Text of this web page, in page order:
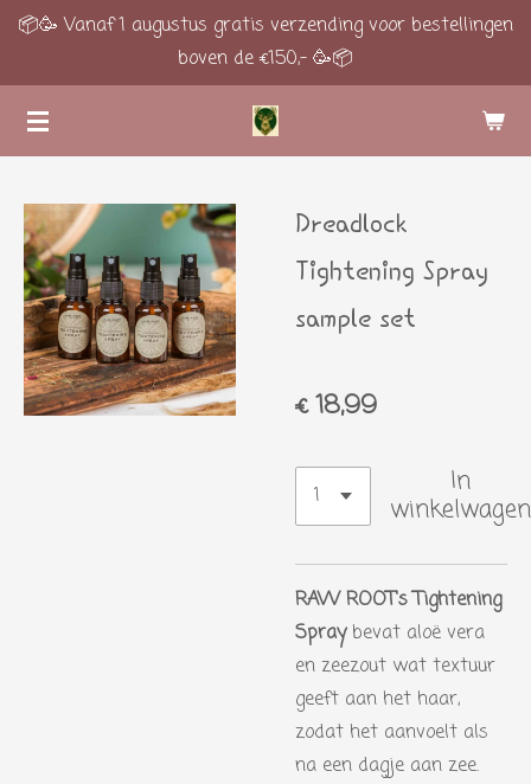
Ga
de
hoofdinhoud
📦🥳 Vanaf 1 augustus gratis verzending voor bestellingen
boven de €150,- 🥳📦
Dreadlock
Tightening Spray
sample set
€ 18,99
In
winkelwagen
RAW ROOT's Tightening
Spraybevat aloë vera
en zeezout wat textuur
geeft aan het haar,
zodat het aanvoelt als
na een dagje aan zee.